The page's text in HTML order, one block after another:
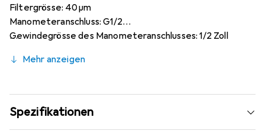
Filtergrösse: 40µm
Manometeranschluss: G1/2
Gewindegrösse des Manometeranschlusses: 1/2 Zoll
Maximaler Betriebsdruck: 18 bar
Minimale Prozesstemperatur: 0°C
Minimale Betriebsdruck: 0,8 bar
Minimale Umgebungstemperatur: 0°C
Mehr anzeigen
Spezifikationen